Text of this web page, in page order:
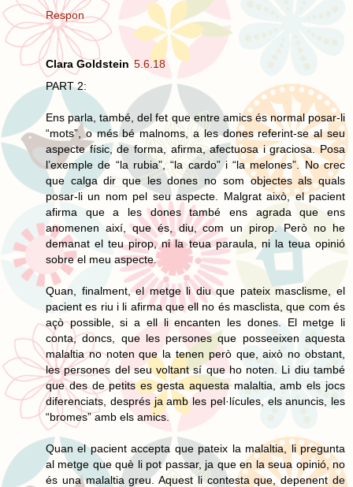
Respon
Clara Goldstein 5.6.18
PART 2:
Ens parla, també, del fet que entre amics és normal posar-li
“mots”, o més bé malnoms, a les dones referint-se al seu
aspecte físic, de forma, afirma, afectuosa i graciosa. Posa
l’exemple de “la rubia”, “la cardo” i “la melones”. No crec
que calga dir que les dones no som objectes als quals
posar-li un nom pel seu aspecte. Malgrat això, el pacient
afirma que a les dones també ens agrada que ens
anomenen així, que és, diu, com un pirop. Però no he
demanat el teu pirop, ni la teua paraula, ni la teua opinió
sobre el meu aspecte.
Quan, finalment, el metge li diu que pateix masclisme, el
pacient es riu i li afirma que ell no és masclista, que com és
açò possible, si a ell li encanten les dones. El metge li
conta, doncs, que les persones que posseeixen aquesta
malaltia no noten que la tenen però que, això no obstant,
les persones del seu voltant sí que ho noten. Li diu també
que des de petits es gesta aquesta malaltia, amb els jocs
diferenciats, després ja amb les pel·lícules, els anuncis, les
“bromes” amb els amics.
Quan el pacient accepta que pateix la malaltia, li pregunta
al metge que què li pot passar, ja que en la seua opinió, no
és una malaltia greu. Aquest li contesta que, depenent de